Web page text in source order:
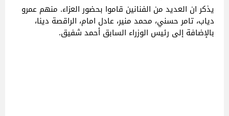
يذكر ان العديد من الفنانين قاموا بحضور العزاء. منهم عمرو
دياب، تامر حسني، محمد منير، عادل امام، الراقصة دينا،
بالإضافة إلى رئيس الوزراء السابق أحمد شفيق.